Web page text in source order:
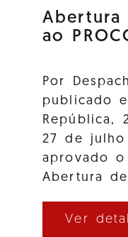
Abertura
ao
Por
publicado
República,
27 de
aprovado
Abertura
Ver